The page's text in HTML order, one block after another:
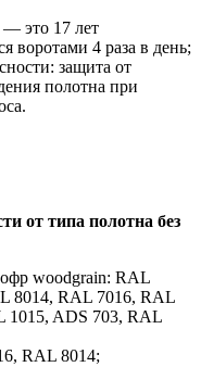
это 17 лет
воротами 4 раза в день;
защита от
полотна при
от типа полотна без
woodgrain: RAL
8014, RAL 7016, RAL
1015, ADS 703, RAL
RAL 8014;